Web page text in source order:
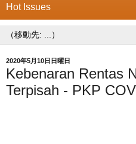
Hot Issues
2020年5月10日日曜日
Kebenaran Rentas
Terpisah - PKP